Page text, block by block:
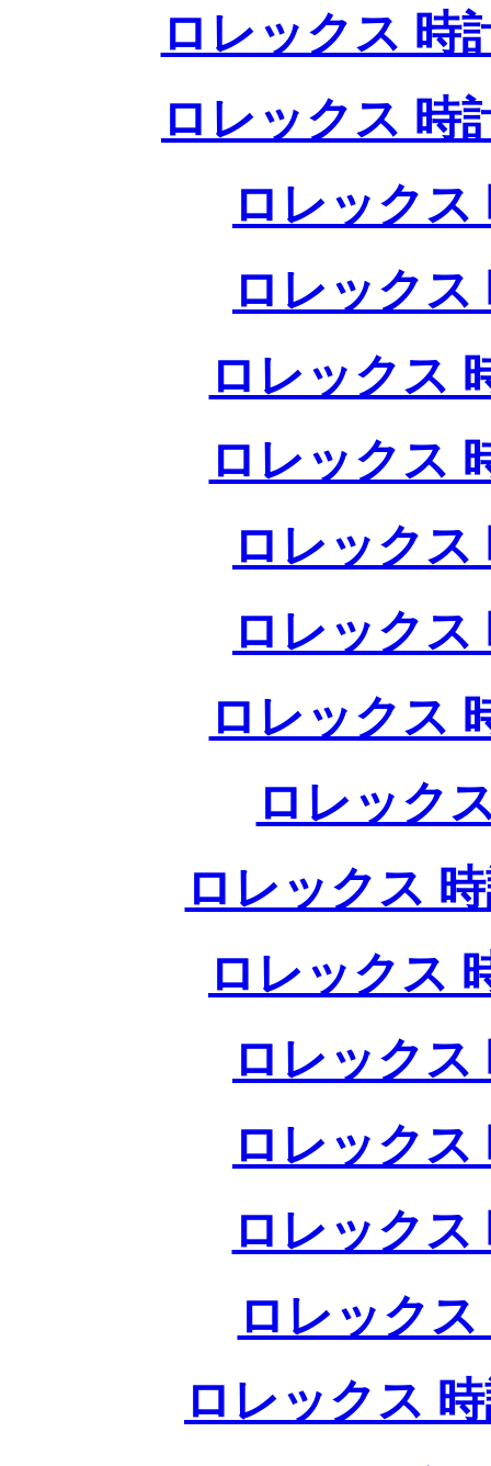
ロレックス 時
ロレックス 時
ロレックス
ロレックス
ロレックス
ロレックス
ロレックス
ロレックス
ロレックス
ロレック
ロレックス
ロレックス
ロレックス
ロレックス
ロレックス
ロレック
ロレックス